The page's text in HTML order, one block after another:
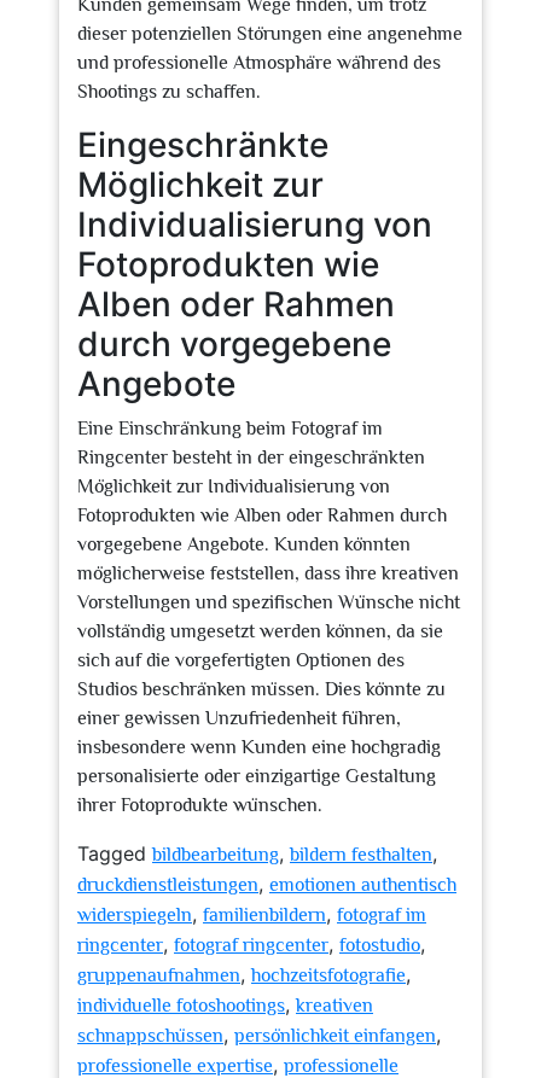
Kunden gemeinsam Wege finden, um trotz
dieser potenziellen Störungen eine angenehme
und professionelle Atmosphäre während des
Shootings zu schaffen.
Eingeschränkte
Möglichkeit zur
Individualisierung von
Fotoprodukten wie
Alben oder Rahmen
durch vorgegebene
Angebote
Eine Einschränkung beim Fotograf im
Ringcenter besteht in der eingeschränkten
Möglichkeit zur Individualisierung von
Fotoprodukten wie Alben oder Rahmen durch
vorgegebene Angebote. Kunden könnten
möglicherweise feststellen, dass ihre kreativen
Vorstellungen und spezifischen Wünsche nicht
vollständig umgesetzt werden können, da sie
sich auf die vorgefertigten Optionen des
Studios beschränken müssen. Dies könnte zu
einer gewissen Unzufriedenheit führen,
insbesondere wenn Kunden eine hochgradig
personalisierte oder einzigartige Gestaltung
ihrer Fotoprodukte wünschen.
Taggedbildbearbeitung,bildern festhalten,
druckdienstleistungen, emotionen authentisch
widerspiegeln, familienbildern, fotograf im
ringcenter, fotograf ringcenter, fotostudio,
gruppenaufnahmen,hochzeitsfotografie,
individuelle fotoshootings,kreativen
schnappschüssen, persönlichkeit einfangen,
professionelle expertise, professionelle